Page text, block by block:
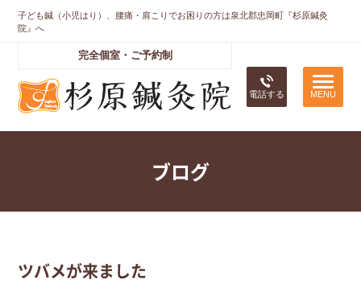
子ども鍼（小児はり）、腰痛・肩こりでお困りの方は泉北郡忠岡町『杉原鍼灸
院』へ
完全個室・ご予約制
電話する
ブログ
ツバメが来ました